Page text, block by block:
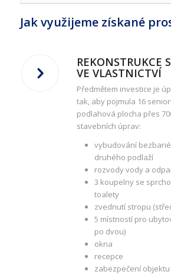
Jak využijeme získané
REKONSTRUKCE
VE VLASTNICTVÍ
Předmětem investice je
tak, aby pojmula 16
podlahová plocha přes
stavebních úprav:
vybudování
druhého podlaží
rozvody vody a
3 koupelny se
toalety
zvednutí stropu
5 místností pro
po dvou)
okna
recepce
zabezpečení objektu